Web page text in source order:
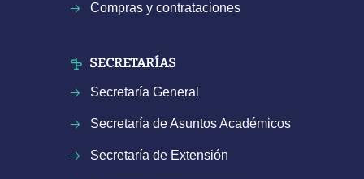
Compras y contrataciones
SECRETARÍAS
Secretaría General
Secretaría de Asuntos Académicos
Secretaría de Extensión